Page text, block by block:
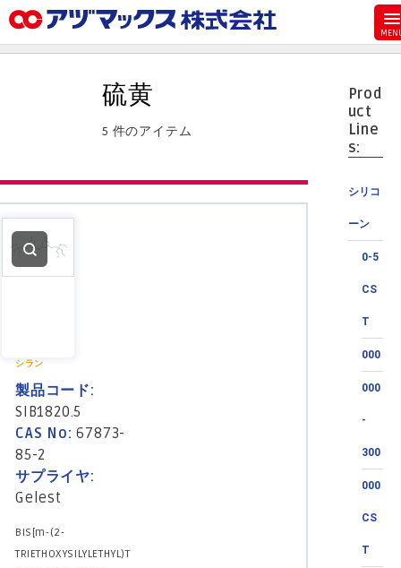
代理店一覧
支払い
Prod
uct
Line
s:
シリコ
ーン
0-5
CS
T
000
000
-
300
000
CS
T
硫黄
5 件のアイテム
シラン
製品コード:
SIB1820.5
CAS No:67873-
85-2
サプライヤ:
Gelest
BIS[m-(2-
TRIETHOXYSILYLETHYL)T